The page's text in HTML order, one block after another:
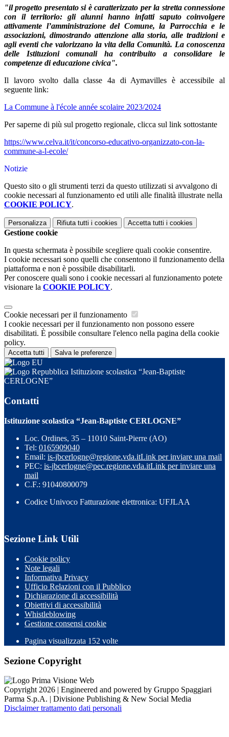
"il progetto presentato si è caratterizzato per la stretta connessione
con il territorio: gli alunni hanno infatti saputo coinvolgere
attivamente l’amministrazione del Comune, la Parrocchia e le
associazioni, dimostrando attenzione alla storia, alle tradizioni e
agli eventi che valorizzano la vita della Comunità. La conoscenza
delle Istituzioni comunali ha contribuito a consolidare le
competenze di educazione civica".
Il lavoro svolto dalla classe 4a di Aymavilles è accessibile al
seguente link:
La Commune à l'école année scolaire 2023/2024
Per saperne di più sul progetto regionale, clicca sul link sottostante
https://www.celva.it/it/concorso-educativo-organizzato-con-la-
commune-a-l-ecole/
Notizie
Questo sito o gli strumenti terzi da questo utilizzati si avvalgono di
cookie necessari al funzionamento ed utili alle finalità illustrate nella
COOKIE POLICY.
Personalizza Rifiuta tutti i cookies Accetta tutti i cookies
Gestione cookie
In questa schermata è possibile scegliere quali cookie consentire.
I cookie necessari sono quelli che consentono il funzionamento della
piattaforma e non è possibile disabilitarli.
Per conoscere quali sono i cookie necessari al funzionamento potete
visionare la COOKIE POLICY.
Cookie necessari per il funzionamento
I cookie necessari per il funzionamento non possono essere
disabilitati. È possibile consultare l'elenco nella pagina della cookie
policy.
Accetta tutti Salva le preferenze
Istituzione scolastica “Jean-Baptiste
CERLOGNE”
Contatti
Istituzione scolastica “Jean-Baptiste CERLOGNE”
Loc. Ordines, 35 – 11010 Saint-Pierre (AO)
Tel: 0165909040
Email: is-jbcerlogne@regione.vda.itLink per inviare una mail
PEC: is-jbcerlogne@pec.regione.vda.itLink per inviare una
mail
C.F.: 91040800079
Codice Univoco Fatturazione elettronica: UFJLAA
Sezione Link Utili
Cookie policy
Note legali
Informativa Privacy
Ufficio Relazioni con il Pubblico
Dichiarazione di accessibilità
Obiettivi di accessibilità
Whistleblowing
Gestione consensi cookie
Pagina visualizzata 152 volte
Sezione Copyright
Copyright 2026 | Engineered and powered by Gruppo Spaggiari
Parma S.p.A. | Divisione Publishing & New Social Media
Disclaimer trattamento dati personali